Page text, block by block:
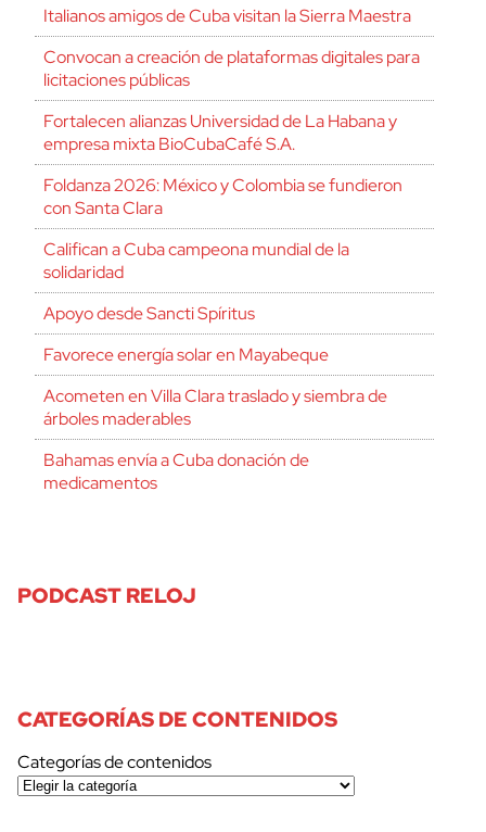
Italianos amigos de Cuba visitan la Sierra Maestra
Convocan a creación de plataformas digitales para
licitaciones públicas
Fortalecen alianzas Universidad de La Habana y
empresa mixta BioCubaCafé S.A.
Foldanza 2026: México y Colombia se fundieron
con Santa Clara
Califican a Cuba campeona mundial de la
solidaridad
Apoyo desde Sancti Spíritus
Favorece energía solar en Mayabeque
Acometen en Villa Clara traslado y siembra de
árboles maderables
Bahamas envía a Cuba donación de
medicamentos
PODCAST RELOJ
CATEGORÍAS DE CONTENIDOS
Categorías de contenidos